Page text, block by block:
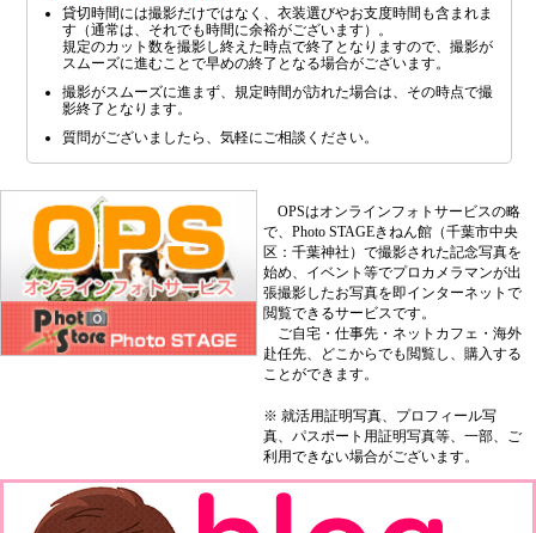
貸切時間には撮影だけではなく、衣装選びやお支度時間も含まれま
す（通常は、それでも時間に余裕がございます）。
規定のカット数を撮影し終えた時点で終了となりますので、撮影が
スムーズに進むことで早めの終了となる場合がございます。
撮影がスムーズに進まず、規定時間が訪れた場合は、その時点で撮
影終了となります。
質問がございましたら、気軽にご相談ください。
OPSはオンラインフォトサービスの略
で、Photo STAGEきねん館（千葉市中央
区：千葉神社）で撮影された記念写真を
始め、イベント等でプロカメラマンが出
張撮影したお写真を即インターネットで
閲覧できるサービスです。
ご自宅・仕事先・ネットカフェ・海外
赴任先、どこからでも閲覧し、購入する
ことができます。
※ 就活用証明写真、プロフィール写
真、パスポート用証明写真等、一部、ご
利用できない場合がございます。